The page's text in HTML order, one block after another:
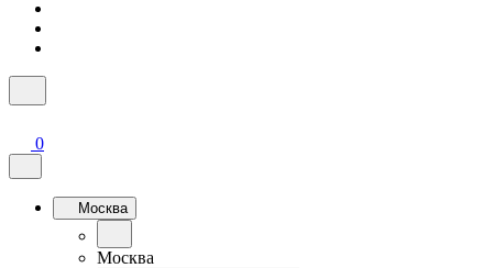
0
Москва
Москва